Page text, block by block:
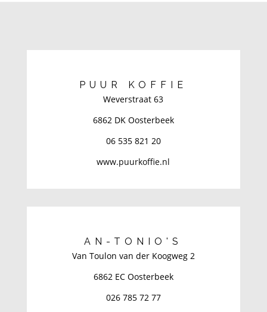
PUUR KOFFIE
Weverstraat 63
6862 DK Oosterbeek
06 535 821 20
www.puurkoffie.nl
AN-TONIO'S
Van Toulon van der Koogweg 2
6862 EC Oosterbeek
026 785 72 77